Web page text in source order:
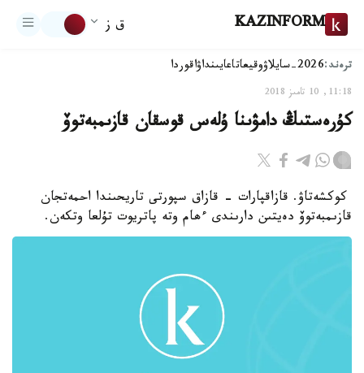
KAZINFORM ق ز
ترەند:2026-سايلاۋ وقيعاتاعايىنداۋاقوردا
11:18, 10 تامىز 2018
كۇرەستىڭ دامۋىنا ۇلەس قوسقان قازىمبەتوۆ
كوكشەتاۋ. قازاقپارات - قازاق سپورتى تاريحىندا احمەتجان
قازىمبەتوۆ دەيتىن دارىندى ءھام وتە پاتريوت تۇلعا وتكەن.